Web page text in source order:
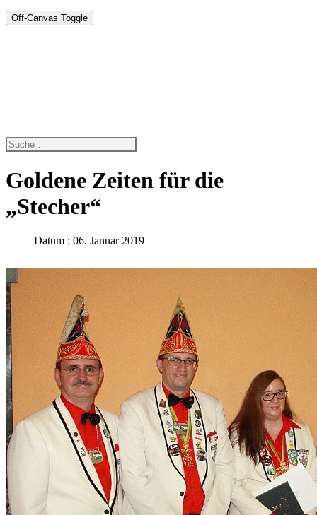
Off-Canvas Toggle
Goldene Zeiten für die
„Stecher“
Datum : 06. Januar 2019